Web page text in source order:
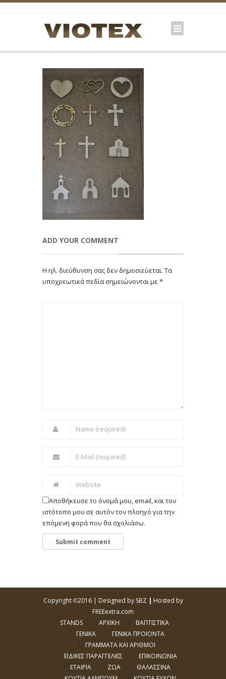
ADD YOUR COMMENT
Η ηλ. διεύθυνση σας δεν δημοσιεύεται. Τα
υποχρεωτικά πεδία σημειώνονται με *
Αποθήκευσε το όνομά μου, email, και τον
ιστότοπο μου σε αυτόν τον πλοηγό για την
επόμενη φορά που θα σχολιάσω.
Copyright ©2016 | Designed by SBZ | Hosted by
FREEextra.com
STANDS
ΑΡΧΙΚΗ
ΒΑΠΤΙΣΤΙΚΑ
ΓΕΝΙΚΑ
ΓΕΝΙΚΑ ΠΡΟΙΟΝΤΑ
ΓΡΑΜΜΑΤΑ ΚΑΙ ΑΡΙΘΜΟΙ
ΕΙΔΙΚΕΣ ΠΑΡΑΓΓΕΛΙΕΣ
ΕΠΙΚΟΙΝΩΝΙΑ
ΕΤΑΙΡΙΑ
ΖΩΑ
ΘΑΛΑΣΣΙΝΑ